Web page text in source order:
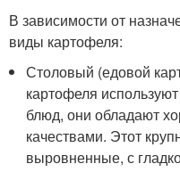
В зависимости от
виды картофеля:
Столовый (едовой
картофеля
блюд, они обладают
качествами. Этот
выровненные, с